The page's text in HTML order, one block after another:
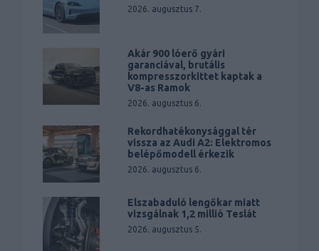
2026. augusztus 7.
Akár 900 lóerő gyári
garanciával, brutális
kompresszorkittet kaptak a
V8-as Ramok
2026. augusztus 6.
Rekordhatékonysággal tér
vissza az Audi A2: Elektromos
belépőmodell érkezik
2026. augusztus 6.
Elszabaduló lengőkar miatt
vizsgálnak 1,2 millió Teslát
2026. augusztus 5.